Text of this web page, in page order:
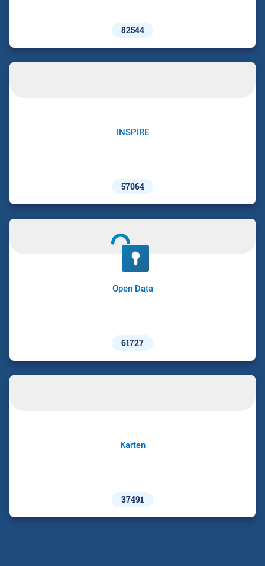
82544
INSPIRE
57064
Open Data
61727
Karten
37491